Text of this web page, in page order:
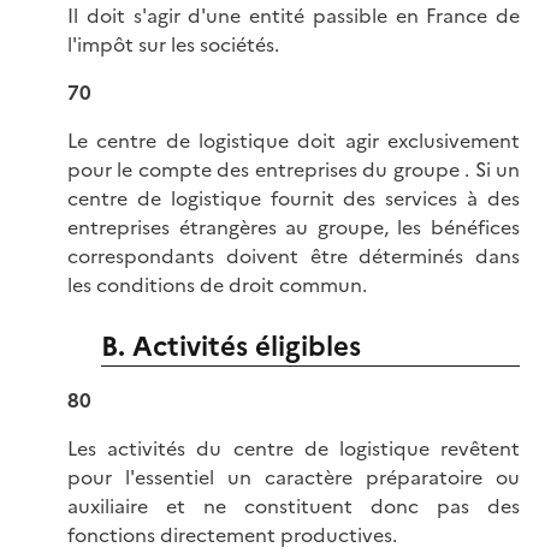
Il doit s'agir d'une entité passible en France de
l'impôt sur les sociétés.
70
Le centre de logistique doit agir exclusivement
pour le compte des entreprises du groupe . Si un
centre de logistique fournit des services à des
entreprises étrangères au groupe, les bénéfices
correspondants doivent être déterminés dans
les conditions de droit commun.
B. Activités éligibles
80
Les activités du centre de logistique revêtent
pour l'essentiel un caractère préparatoire ou
auxiliaire et ne constituent donc pas des
fonctions directement productives.